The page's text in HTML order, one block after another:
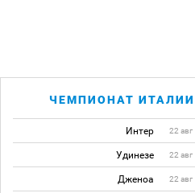
ЧЕМПИОНАТ ИТАЛИИ
Интер 22 авг
Удинезе 22 авг
Дженоа 22 авг